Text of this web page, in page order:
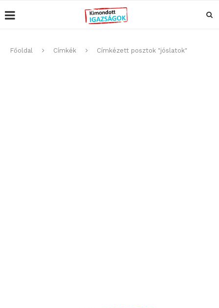
Főoldal Címkék Címkézett posztok "jóslatok"